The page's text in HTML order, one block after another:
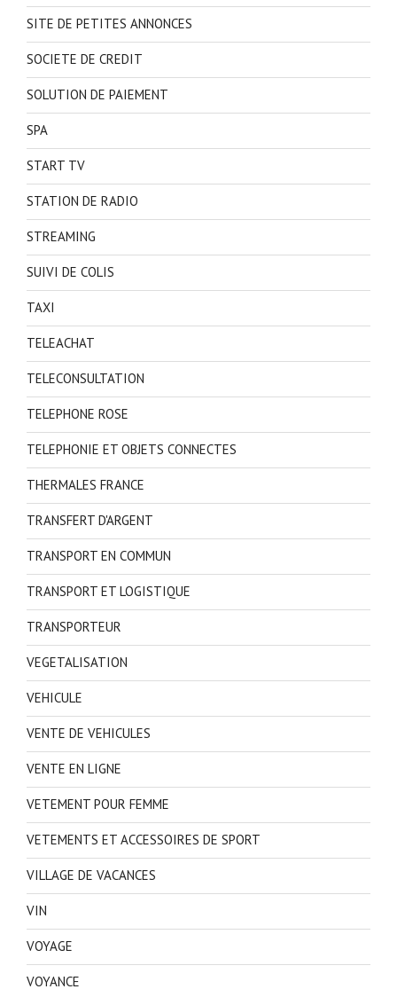
SITE DE PETITES ANNONCES
SOCIETE DE CREDIT
SOLUTION DE PAIEMENT
SPA
START TV
STATION DE RADIO
STREAMING
SUIVI DE COLIS
TAXI
TELEACHAT
TELECONSULTATION
TELEPHONE ROSE
TELEPHONIE ET OBJETS CONNECTES
THERMALES FRANCE
TRANSFERT D'ARGENT
TRANSPORT EN COMMUN
TRANSPORT ET LOGISTIQUE
TRANSPORTEUR
VEGETALISATION
VEHICULE
VENTE DE VEHICULES
VENTE EN LIGNE
VETEMENT POUR FEMME
VETEMENTS ET ACCESSOIRES DE SPORT
VILLAGE DE VACANCES
VIN
VOYAGE
VOYANCE